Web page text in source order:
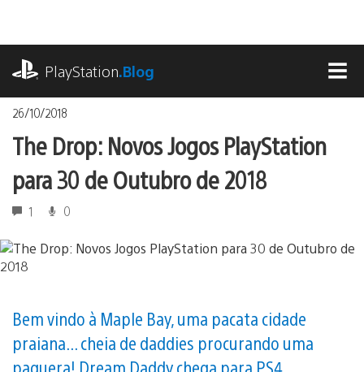
o
conteúdoPlayStation.Blog
26/10/2018
The Drop: Novos Jogos PlayStation
para 30 de Outubro de 2018
1 0
Bem vindo à Maple Bay, uma pacata cidade
praiana... cheia de daddies procurando uma
paquera! Dream Daddy chega para PS4.